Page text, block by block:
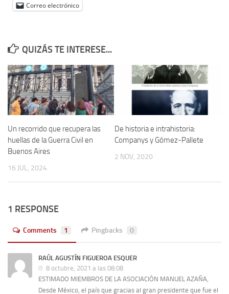
Correo electrónico
QUIZÁS TE INTERESE...
Un recorrido que recupera las
huellas de la Guerra Civil en
Buenos Aires
16 JUL, 2024
De historia e intrahistoria:
Companys y Gómez-Pallete
2 NOV, 2020
1 RESPONSE
Comments 1 Pingbacks 0
RAÚL AGUSTÍN FIGUEROA ESQUER
8 octubre, 2021 a las 08:08
ESTIMADO MIEMBROS DE LA ASOCIACIÓN MANUEL AZAÑA,
Desde México, el país que gracias al gran presidente que fue el